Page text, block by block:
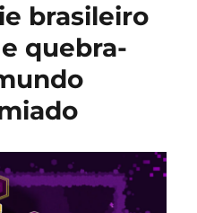
brasileiro
quebra-